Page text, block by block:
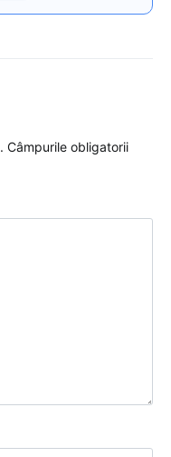
Câmpurile obligatorii